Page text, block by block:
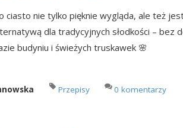
ciasto nie tylko pięknie wygląda, ale też
dla tradycyjnych słodkości – bez
budyniu i świeżych truskawek 🌸
Przepisy 0 komentarzy